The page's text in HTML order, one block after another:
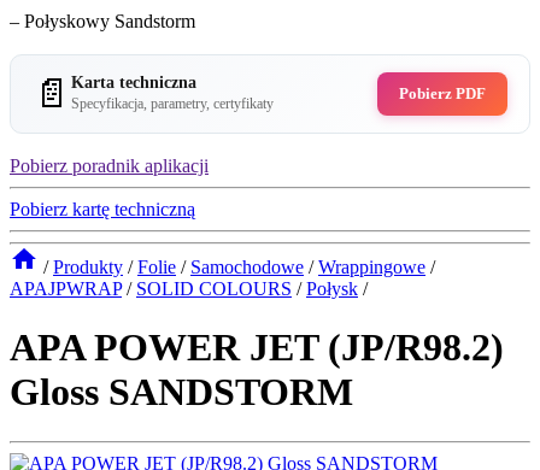
– Połyskowy Sandstorm
📄 Karta techniczna
Specyfikacja, parametry, certyfikaty
Pobierz PDF
Pobierz poradnik aplikacji
Pobierz kartę techniczną
/ Produkty / Folie / Samochodowe / Wrappingowe /
APAJPWRAP / SOLID COLOURS / Połysk /
APA POWER JET (JP/R98.2)
Gloss SANDSTORM